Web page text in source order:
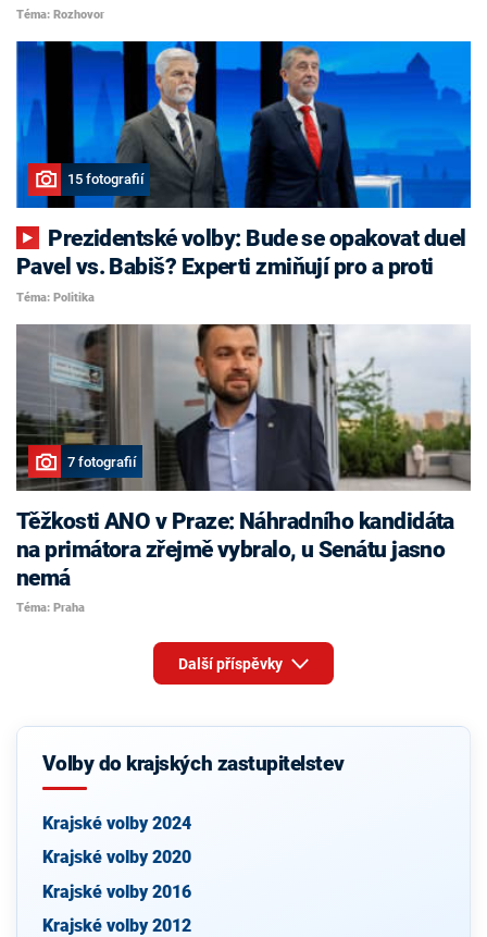
Téma: Rozhovor
15 fotografií
Pavel vs. Babiš? Experti zmiňují pro a proti
Téma: Politika
7 fotografií
Těžkosti ANO v Praze: Náhradního kandidáta
na primátora zřejmě vybralo, u Senátu jasno
nemá
Téma: Praha
Další příspěvky
Volby do krajských zastupitelstev
Krajské volby 2024
Krajské volby 2020
Krajské volby 2016
Krajské volby 2012